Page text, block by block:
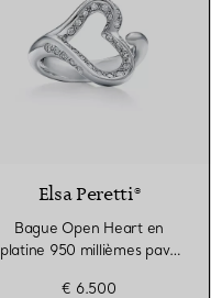
Elsa Peretti®
Bague Open Heart en
platine 950 millièmes pavé
€ 6.500